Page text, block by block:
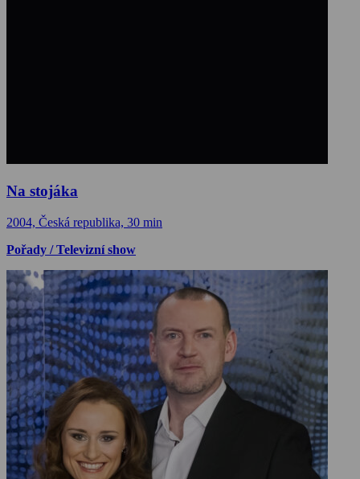
Na stojáka
2004, Česká republika, 30 min
Pořady / Televizní show